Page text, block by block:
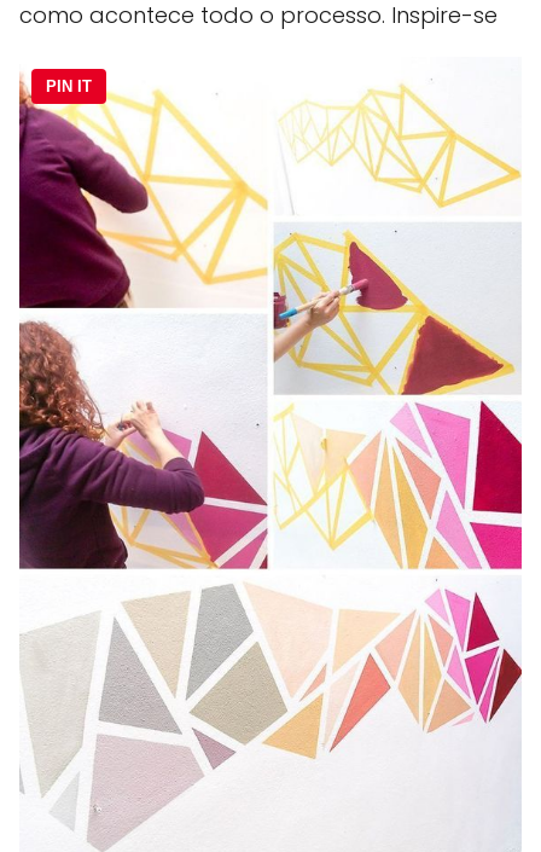
como acontece todo o processo. Inspire-se
PIN IT